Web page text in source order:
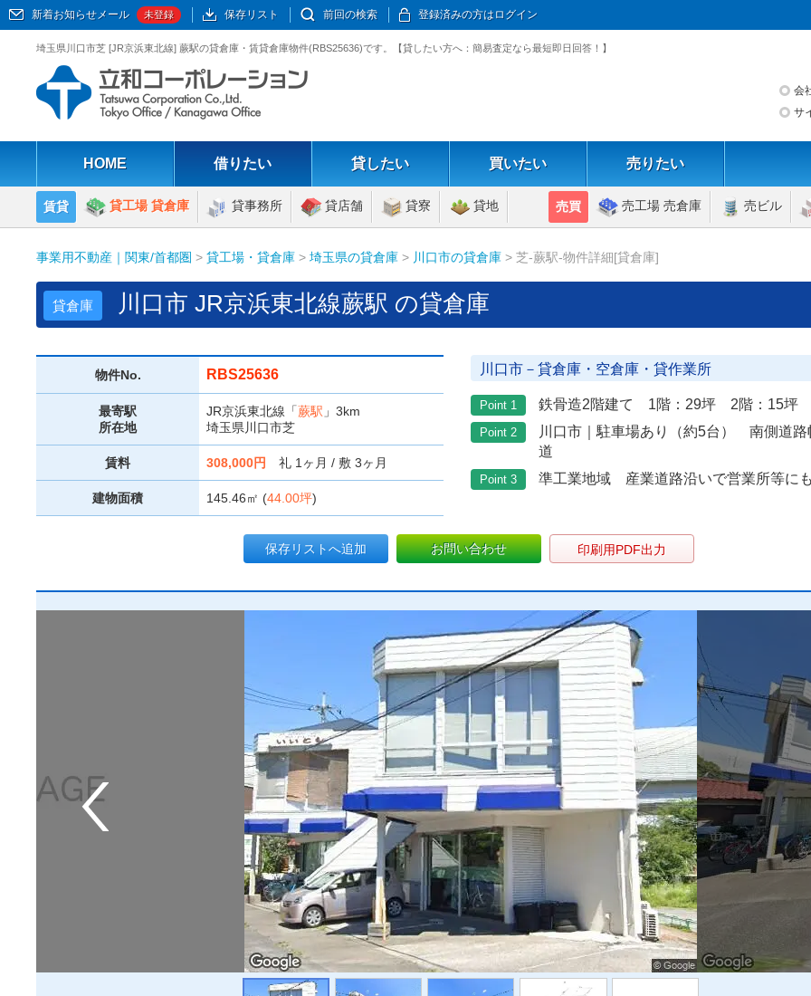
新着お知らせメール 未登録 保存リスト 前回の検索 登録済みの方はログイン
埼玉県川口市芝 [JR京浜東北線] 蕨駅の貸倉庫・賃貸倉庫物件(RBS25636)です。【貸したい方へ：簡易査定なら最短即日回答！】
会
サ
HOME 借りたい 貸したい 買いたい 売りたい
賃貸 貸工場 貸倉庫 貸事務所 貸店舗 貸寮 貸地 売買 売工場 売倉庫 売ビル
事業用不動産｜関東/首都圏 > 貸工場・貸倉庫 > 埼玉県の貸倉庫 > 川口市の貸倉庫 > 芝-蕨駅-物件詳細[貸倉庫]
貸倉庫 川口市 JR京浜東北線蕨駅 の貸倉庫
物件No. RBS25636
最寄駅
所在地
JR京浜東北線「蕨駅 」3km
埼玉県川口市芝
賃料 308,000円 礼 1ヶ月 / 敷 3ヶ月
建物面積 145.46㎡ (44.00坪)
川口市－貸倉庫・空倉庫・貸作業所
Point 1 鉄骨造2階建て 1階：29坪 2階：15坪
Point 2
川口市｜駐車場あり（約5台） 南側道路
道
Point 3 準工業地域 産業道路沿いで営業所等に
保存リストへ追加 お問い合わせ 印刷用PDF出力